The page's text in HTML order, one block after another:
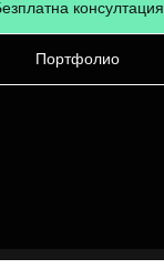
консултация
Портфолио